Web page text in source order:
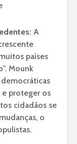
A
países
Mounk
proteger os
cidadãos se
o